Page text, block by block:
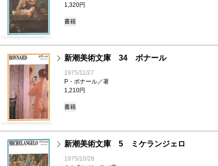
1,320円
書籍
新潮美術文庫 34 ボナール
1975/11/27
P・ボナール／著
1,210円
書籍
新潮美術文庫 5 ミケランジェロ
1975/10/28